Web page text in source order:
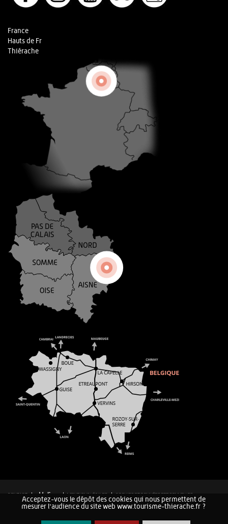
France
Hauts de Fr
Thiérache
CONTACT MENTIONS LÉGALES
COOKIES ET DONNÉES PERSONNELLES
PLAN DU SITE
Acceptez-vous le dépôt des cookies qui nous permettent de
mesurer l'audience du site web www.tourisme-thierache.fr ?